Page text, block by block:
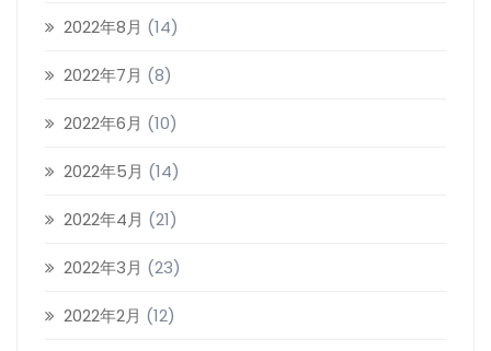
2022年8月 (14)
2022年7月 (8)
2022年6月 (10)
2022年5月 (14)
2022年4月 (21)
2022年3月 (23)
2022年2月 (12)